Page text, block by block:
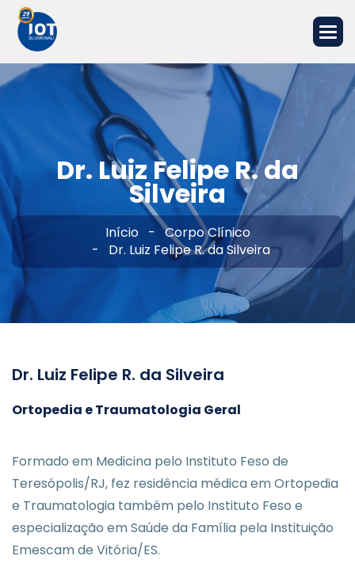
Dr. Luiz Felipe R. da
Silveira
Início
Corpo Clínico
Dr. Luiz Felipe R. da Silveira
Dr. Luiz Felipe R. da Silveira
Ortopedia e Traumatologia Geral
Formado em Medicina pelo Instituto Feso de
Teresópolis/RJ, fez residência médica em Ortopedia
e Traumatologia também pelo Instituto Feso e
especialização em Saúde da Família pela Instituição
Emescam de Vitória/ES.